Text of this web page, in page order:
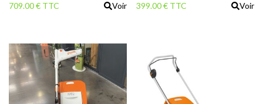
709.00 € TTC Voir 399.00 € TTC Voir